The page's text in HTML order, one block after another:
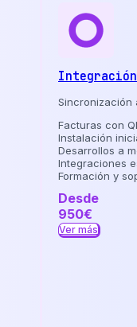
Sincronización
Facturas con
Instalación
Desarrollos a
Integraciones
Formación y
Desde
950€
Ver más